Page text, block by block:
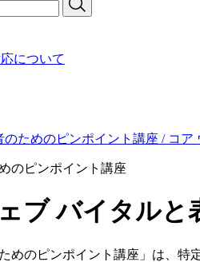
について
のためのピンポイント講座 / コ
のピンポイント講座
ブ バイタルと
ためのピンポイント講座」は、